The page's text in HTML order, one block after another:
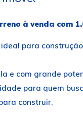
à venda com
ideal para
e com grande
para quem
construir.